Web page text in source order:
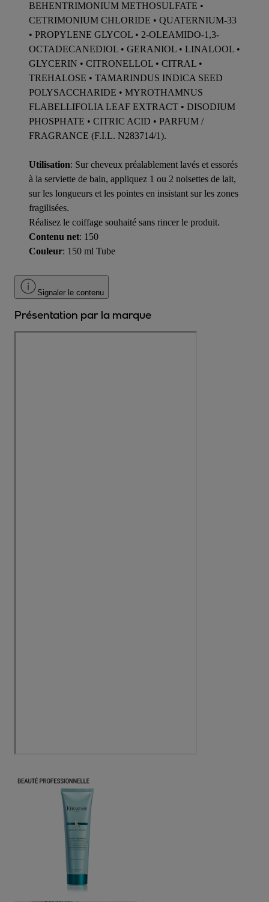
BEHENTRIMONIUM METHOSULFATE •
CETRIMONIUM CHLORIDE • QUATERNIUM-33
• PROPYLENE GLYCOL • 2-OLEAMIDO-1,3-
OCTADECANEDIOL • GERANIOL • LINALOOL •
GLYCERIN • CITRONELLOL • CITRAL •
TREHALOSE • TAMARINDUS INDICA SEED
POLYSACCHARIDE • MYROTHAMNUS
FLABELLIFOLIA LEAF EXTRACT • DISODIUM
PHOSPHATE • CITRIC ACID • PARFUM /
FRAGRANCE (F.I.L. N283714/1).
Utilisation: Sur cheveux préalablement lavés et essorés
à la serviette de bain, appliquez 1 ou 2 noisettes de lait,
sur les longueurs et les pointes en insistant sur les zones
fragilisées.
Réalisez le coiffage souhaité sans rincer le produit.
Contenu net: 150
Couleur: 150 ml Tube
Signaler le contenu
Présentation par la marque